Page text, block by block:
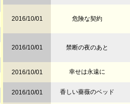
2016/10/01 危険な契約
2016/10/01 禁断の夜のあと
2016/10/01 幸せは永遠に
2016/10/01 香しい薔薇のベッド